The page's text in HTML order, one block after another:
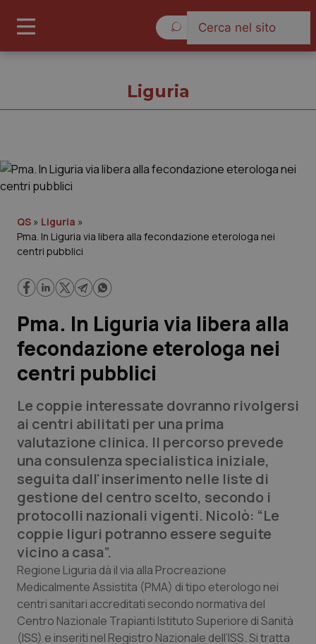
Governo e Parlamento
Regioni e Asl
Lavoro e Professioni
Scienza e Farmaci
Studi e Analisi
Lettere al direttore
Edizioni Regionali
QS Pro
Professionisti Sanitari.AI
Abruzzo
Basilicata
QS Pro Gold
Artrite & artrosi
QS Club Newsletter
Liguria
QS » Liguria »
Pma. In Liguria via libera alla fecondazione eterologa nei
centri pubblici
Pma. In Liguria via libera alla
fecondazione eterologa nei
centri pubblici
Le coppie interessate dovranno rivolgersi
ai centri abilitati per una prima
valutazione clinica. Il percorso prevede
una consulenza specialistica iniziale,
seguita dall'inserimento nelle liste di
gestione del centro scelto, secondo i
protocolli nazionali vigenti. Nicolò: “Le
coppie liguri potranno essere seguite
vicino a casa”.
Regione Liguria dà il via alla Procreazione
Medicalmente Assistita (PMA) di tipo eterologo nei
centri sanitari accreditati secondo normativa del
Centro Nazionale Trapianti Istituto Superiore di Sanità
(ISS) e inseriti nel Registro Nazionale dell’ISS. Si tratta